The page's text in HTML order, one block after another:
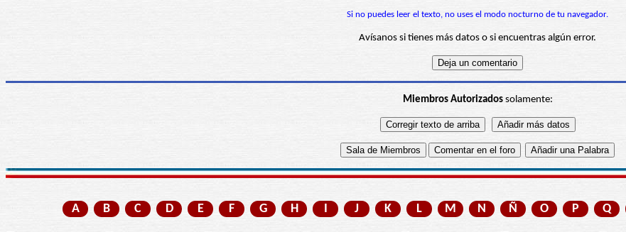
Si no puedes leer el texto, no uses el modo nocturno de tu navegador.
Avísanos si tienes más datos o si encuentras algún error.
Miembros Autorizadossolamente:
A B C D E F G H I J K L M N Ñ O P Q